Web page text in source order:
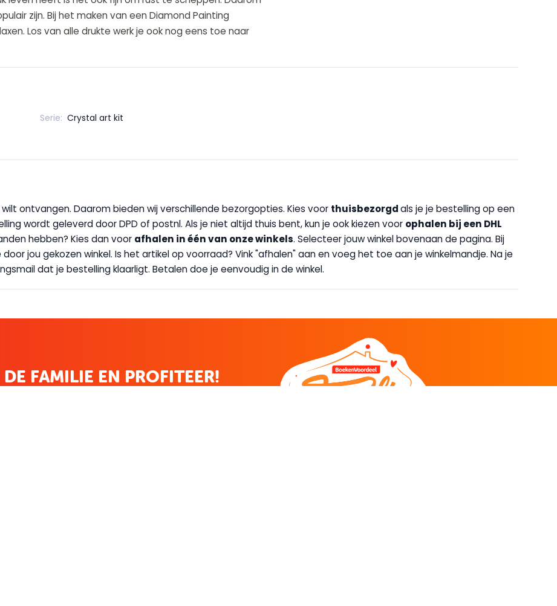
zijn. Bij het maken van een Diamond Painting
Los van alle drukte werk je ook nog eens toe naar
Serie: Crystal art kit
ontvangen. Daarom bieden wij verschillende bezorgopties. Kies voor thuisbezorgdals je je bestelling op een
wordt geleverd door DPD of postnl. Als je niet altijd thuis bent, kun je ook kiezen voor ophalen bij een DHL
hebben? Kies dan voor afhalen in één van onze winkels. Selecteer jouw winkel bovenaan de pagina. Bij
jou gekozen winkel. Is het artikel op voorraad? Vink "afhalen" aan en voeg het toe aan je winkelmandje. Na je
dat je bestelling klaarligt. Betalen doe je eenvoudig in de winkel.
FAMILIE EN PROFITEER!